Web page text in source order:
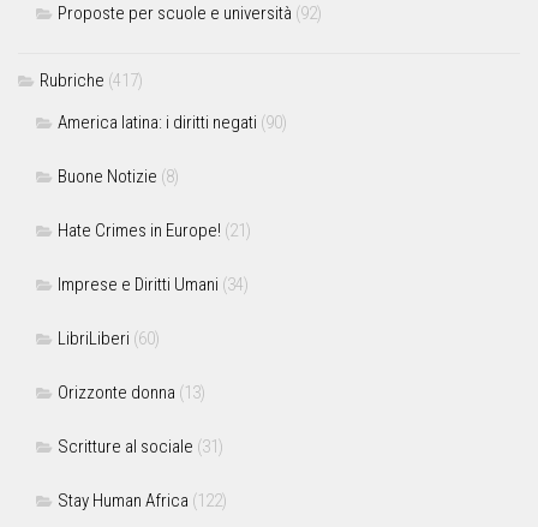
Proposte per scuole e università (92)
Rubriche (417)
America latina: i diritti negati (90)
Buone Notizie (8)
Hate Crimes in Europe! (21)
Imprese e Diritti Umani (34)
LibriLiberi (60)
Orizzonte donna (13)
Scritture al sociale (31)
Stay Human Africa (122)